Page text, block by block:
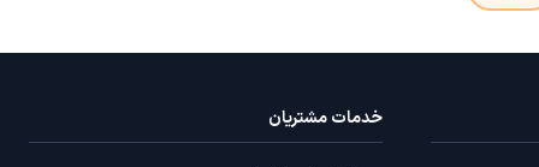
خدمات مشتریان